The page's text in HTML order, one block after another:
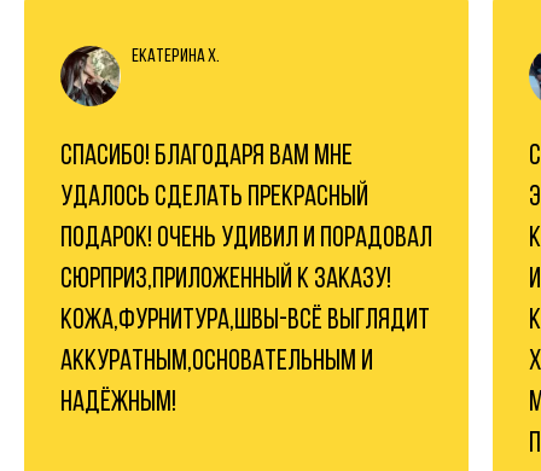
Екатерина Х.
СПАСИБО! БЛАГОДАРЯ ВАМ МНЕ
УДАЛОСЬ СДЕЛАТЬ ПРЕКРАСНЫЙ
ПОДАРОК! ОЧЕНЬ УДИВИЛ И ПОРАДОВАЛ
СЮРПРИЗ,ПРИЛОЖЕННЫЙ К ЗАКАЗУ!
КОЖА,ФУРНИТУРА,ШВЫ-ВСЁ ВЫГЛЯДИТ
АККУРАТНЫМ,ОСНОВАТЕЛЬНЫМ И
НАДЁЖНЫМ!